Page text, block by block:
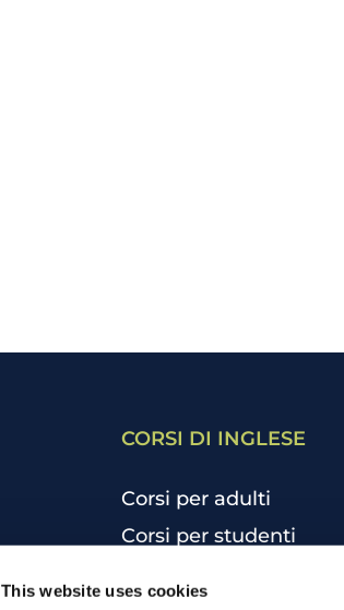
This website uses cookies
CORSI DI INGLESE
Corsi per adulti
Corsi per studenti